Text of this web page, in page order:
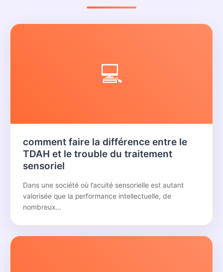
💻
comment faire la différence entre le
TDAH et le trouble du traitement
sensoriel
Dans une société où l’acuité sensorielle est autant
valorisée que la performance intellectuelle, de
nombreux...